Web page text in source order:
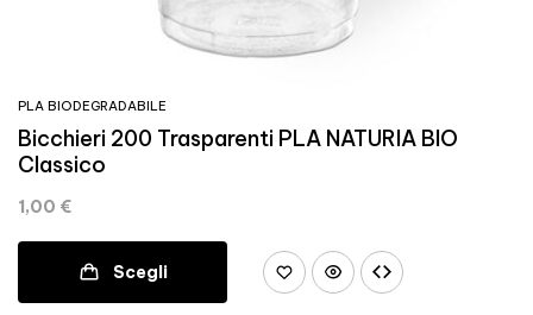
PLA BIODEGRADABILE
Bicchieri 200 Trasparenti PLA NATURIA BIO
Classico
1,00 €
Scegli